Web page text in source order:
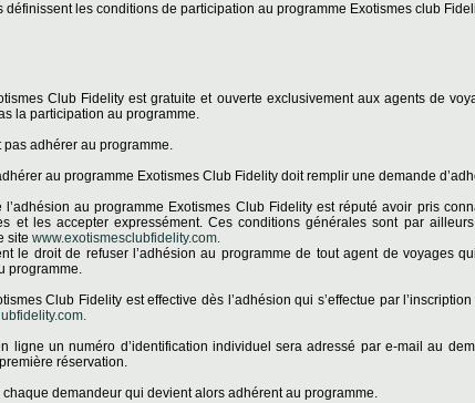
les conditions de participation au programme Exotismes club
Club Fidelity est gratuite et ouverte exclusivement aux agents de
la participation au programme.
adhérer au programme.
au programme Exotismes Club Fidelity doit remplir une demande
au programme Exotismes Club Fidelity est réputé avoir pris
et les accepter expressément. Ces conditions générales sont par
site www.exotismesclubfidelity.com.
le droit de refuser l’adhésion au programme de tout agent de voyages
programme.
Club Fidelity est effective dès l’adhésion qui s’effectue par
ligne un numéro d’identification individuel sera adressé par e-mail au
réservation.
demandeur qui devient alors adhérent au programme.